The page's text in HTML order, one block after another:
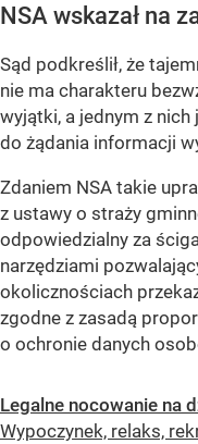
NSA wskazał na
Sąd podkreślił, że
nie ma charakteru
wyjątki, a jednym z
do żądania informacji
Zdaniem NSA takie
z ustawy o straży
odpowiedzialny za
narzędziami
okolicznościach
zgodne z zasadą
o ochronie danych
Legalne nocowanie na
Wypoczynek, relaks,